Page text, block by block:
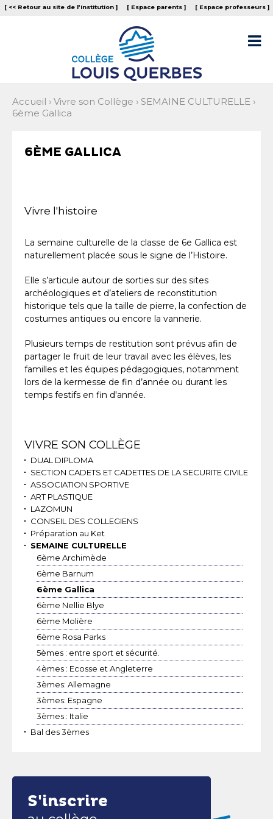
Aller
au
Outils
personnels
[ << Retour au site de l‘institution ] [ Espace parents ] [ Espace professeurs ]

Accueil › Vivre son Collège › SEMAINE CULTURELLE ›
6ème Gallica
6ÈME GALLICA
Vivre l'histoire
La semaine culturelle de la classe de 6e Gallica est
naturellement placée sous le signe de l’Histoire.
Elle s’articule autour de sorties sur des sites
archéologiques et d’ateliers de reconstitution
historique tels que la taille de pierre, la confection de
costumes antiques ou encore la vannerie.
Plusieurs temps de restitution sont prévus afin de
partager le fruit de leur travail avec les élèves, les
familles et les équipes pédagogiques, notamment
lors de la kermesse de fin d’année ou durant les
temps festifs en fin d'année.
Navigation
VIVRE SON COLLÈGE
DUAL DIPLOMA
SECTION CADETS ET CADETTES DE LA SECURITE CIVILE
ASSOCIATION SPORTIVE
ART PLASTIQUE
LAZOMUN
CONSEIL DES COLLEGIENS
Préparation au Ket
SEMAINE CULTURELLE
6ème Archimède
6ème Barnum
6ème Gallica
6ème Nellie Blye
6ème Molière
6ème Rosa Parks
5èmes : entre sport et sécurité.
4èmes : Ecosse et Angleterre
3èmes: Allemagne
3èmes: Espagne
3èmes : Italie
Bal des 3èmes
S'inscrire